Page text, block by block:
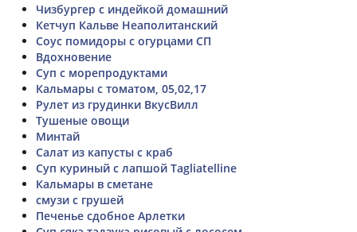
Чизбургер с индейкой домашний
Кетчуп Кальве Неаполитанский
Соус помидоры с огурцами СП
Вдохновение
Суп с морепродуктами
Кальмары с томатом, 05,02,17
Рулет из грудинки ВкусВилл
Тушеные овощи
Минтай
Салат из капусты с краб
Суп куриный с лапшой Tagliatelline
Кальмары в сметане
смузи с грушей
Печенье сдобное Арлетки